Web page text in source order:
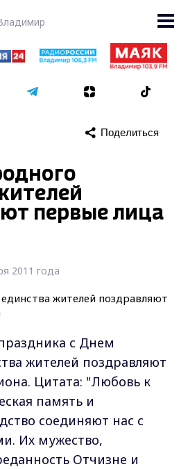
Поделиться
первые лица
2011 года
с Днем
жителей поздравляют
Цитата: "Любовь к
память и
соединяют нас с
Их мужество,
Отчизне и